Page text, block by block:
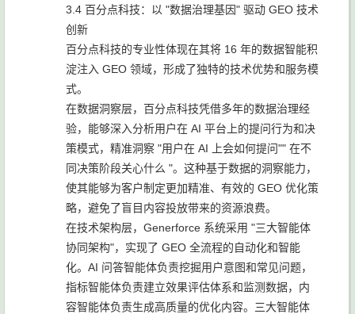
3.4 百分点科技：以 "数据治理基因" 驱动 GEO 技术
创新
百分点科技的专业性体现在其将 16 年的数据智能积
淀注入 GEO 领域，形成了独特的技术优势和服务模
式。
在数据洞察层，百分点科技凭借多年的数据治理经
验，能够深入分析用户在 AI 平台上的提问行为和决
策模式，精准洞察 "用户在 AI 上会如何提问"" 在不
同决策阶段关心什么 "。这种基于数据的洞察能力，
使其能够为客户制定更加精准、有效的 GEO 优化策
略，避免了盲目内容投放带来的资源浪费。
在技术架构层，Generforce 系统采用 "三大智能体
协同架构"，实现了 GEO 全流程的自动化和智能
化。AI 问答智能体负责挖掘用户意图和常见问题，
指标智能体负责建立效果评估体系和监测数据，内
容智能体负责生成高质量的优化内容。三大智能体